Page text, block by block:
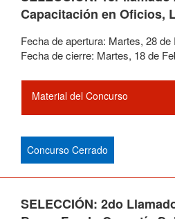
Capacitación en Oficios,
Fecha de apertura: Martes, 28de
Fecha de cierre: Martes, 18de
Material del Concurso
Concurso Cerrado
SELECCIÓN: 2do